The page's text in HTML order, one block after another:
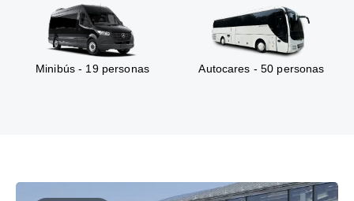
Minibús - 19 personas Autocares - 50 personas